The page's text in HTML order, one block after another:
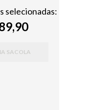
selecionadas:
SACOLA